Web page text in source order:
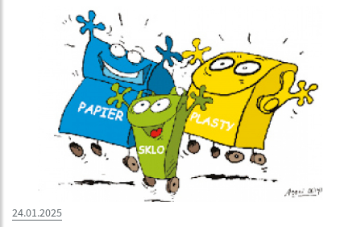
24.01.2025